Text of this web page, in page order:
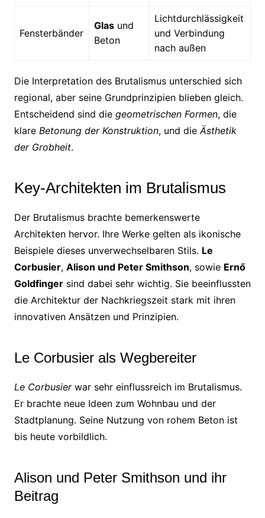
Fensterbänder
Glasund
Beton
Lichtdurchlässigkeit
und Verbindung
nach außen
Die Interpretation des Brutalismus unterschied sich
regional, aber seine Grundprinzipien blieben gleich.
Entscheidend sind die geometrischen Formen, die
klare Betonung der Konstruktion, und die Ästhetik
der Grobheit.
Key-Architekten im Brutalismus
Der Brutalismus brachte bemerkenswerte
Architekten hervor. Ihre Werke gelten als ikonische
Beispiele dieses unverwechselbaren Stils. Le
Corbusier, Alison und Peter Smithson, sowie Ernő
Goldfingersind dabei sehr wichtig. Sie beeinflussten
die Architektur der Nachkriegszeit stark mit ihren
innovativen Ansätzen und Prinzipien.
Le Corbusier als Wegbereiter
Le Corbusierwar sehr einflussreich im Brutalismus.
Er brachte neue Ideen zum Wohnbau und der
Stadtplanung. Seine Nutzung von rohem Beton ist
bis heute vorbildlich.
Alison und Peter Smithson und ihr
Beitrag